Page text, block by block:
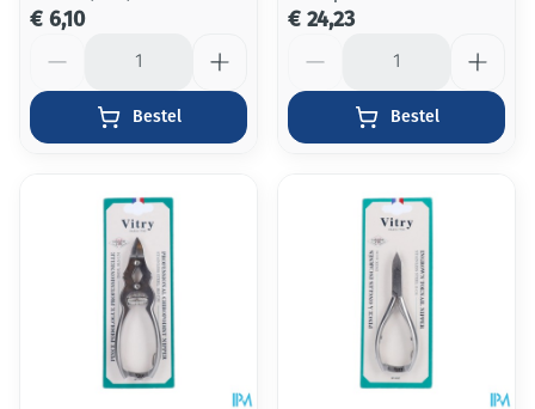
€ 6,10
Bestel
€ 24,23
Bestel